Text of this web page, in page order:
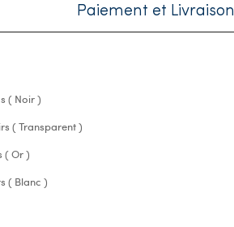
Paiement et Livraison
( Noir )
( Transparent )
( Or )
( Blanc )